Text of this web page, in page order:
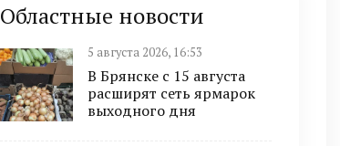
Областные новости
5 августа 2026, 16:53
В Брянске с 15 августа
расширят сеть ярмарок
выходного дня